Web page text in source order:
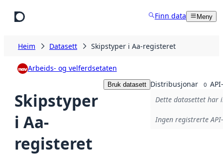
Finn data Meny
Heim Datasett Skipstyper i Aa-registeret
Arbeids- og velferdsetaten
Skipstyper
i Aa-
registeret
Bruk datasett Distribusjonar 0
Dette datasettet har
Ingen registrerte